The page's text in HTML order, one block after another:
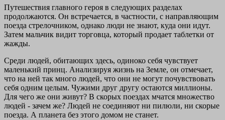
Путешествия главного героя в следующих разделах
продолжаются. Он встречается, в частности, с направляющим
поезда стрелочником, однако люди не знают, куда они идут.
Затем мальчик видит торговца, который продает таблетки от
жажды.
Среди людей, обитающих здесь, одиноко себя чувствует
маленький принц. Анализируя жизнь на Земле, он отмечает,
что на ней так много людей, что они не могут почувствовать
себя одним целым. Чужими друг другу остаются миллионы.
Для чего же они живут? В скорых поездах мчатся множество
людей - зачем же? Людей не соединяют ни пилюли, ни скорые
поезда. А планета без этого домом не станет.